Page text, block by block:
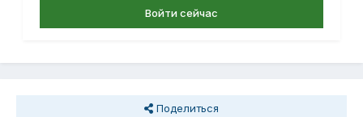
Войти сейчас
Поделиться